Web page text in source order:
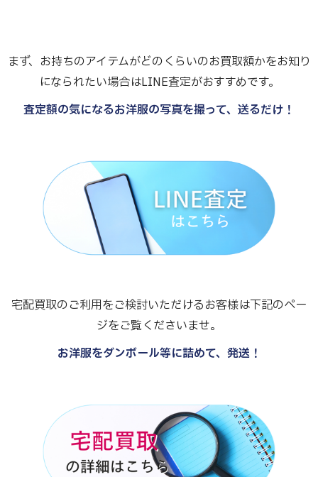
まず、お持ちのアイテムがどのくらいのお買取額かをお知り
になられたい場合はLINE査定がおすすめです。
査定額の気になるお洋服の写真を撮って、送るだけ！
宅配買取のご利用をご検討いただけるお客様は下記のペー
ジをご覧くださいませ。
お洋服をダンボール等に詰めて、発送！